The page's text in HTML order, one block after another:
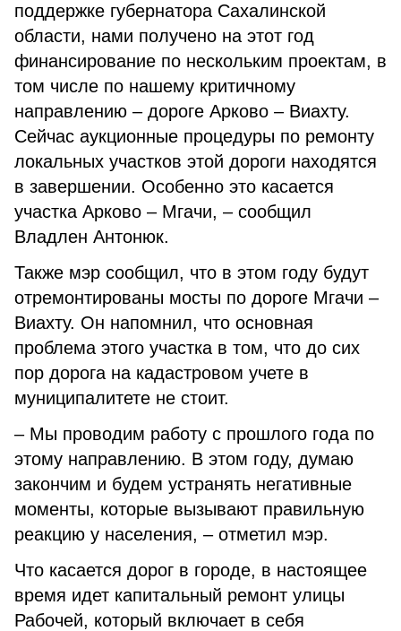
поддержке губернатора Сахалинской
области, нами получено на этот год
финансирование по нескольким проектам, в
том числе по нашему критичному
направлению – дороге Арково – Виахту.
Сейчас аукционные процедуры по ремонту
локальных участков этой дороги находятся
в завершении. Особенно это касается
участка Арково – Мгачи, – сообщил
Владлен Антонюк.
Также мэр сообщил, что в этом году будут
отремонтированы мосты по дороге Мгачи –
Виахту. Он напомнил, что основная
проблема этого участка в том, что до сих
пор дорога на кадастровом учете в
муниципалитете не стоит.
– Мы проводим работу с прошлого года по
этому направлению. В этом году, думаю
закончим и будем устранять негативные
моменты, которые вызывают правильную
реакцию у населения, – отметил мэр.
Что касается дорог в городе, в настоящее
время идет капитальный ремонт улицы
Рабочей, который включает в себя